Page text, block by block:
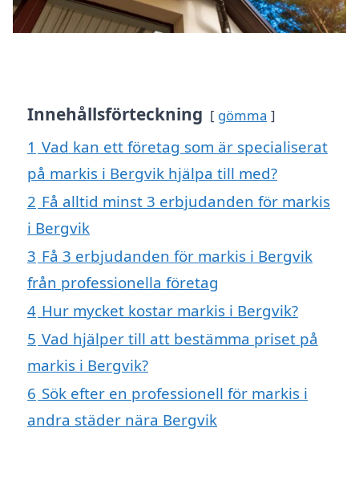
Innehållsförteckning gömma
1 Vad kan ett företag som är specialiserat
på markis i Bergvik hjälpa till med?
2 Få alltid minst 3 erbjudanden för markis
i Bergvik
3 Få 3 erbjudanden för markis i Bergvik
från professionella företag
4 Hur mycket kostar markis i Bergvik?
5 Vad hjälper till att bestämma priset på
markis i Bergvik?
6 Sök efter en professionell för markis i
andra städer nära Bergvik